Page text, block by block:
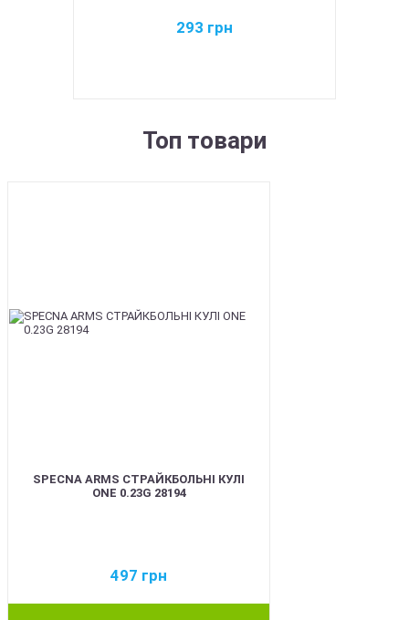
293 грн
Топ товари
SPECNA ARMS СТРАЙКБОЛЬНІ КУЛІ
ONE 0.23G 28194
497 грн